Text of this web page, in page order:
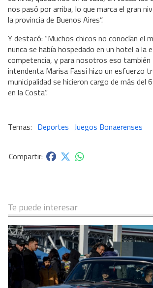
nos pasó por arriba, lo que marca el gran
la provincia de Buenos Aires”.
Y destacó: “Muchos chicos no conocían el
nunca se había hospedado en un hotel a la
competencia, y para nosotros eso también
intendenta Marisa Fassi hizo un esfuerzo
municipalidad se hicieron cargo de más del
en la Costa”.
Deportes Juegos Bonaerenses
Te puede interesar